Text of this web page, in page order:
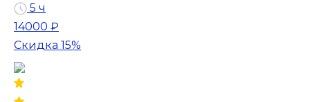
5 ч
14000 ₽
Скидка 15%